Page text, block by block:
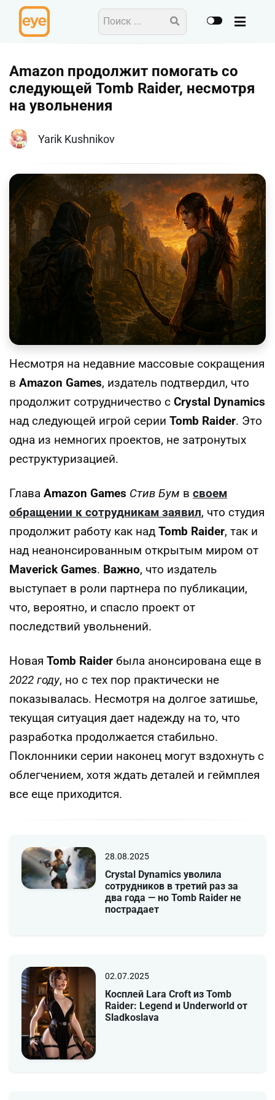
Amazon продолжит помогать со
следующей Tomb Raider, несмотря
на увольнения
Yarik Kushnikov
Несмотря на недавние массовые сокращения
в Amazon Games, издатель подтвердил, что
продолжит сотрудничество с Crystal Dynamics
над следующей игрой серии Tomb Raider. Это
одна из немногих проектов, не затронутых
реструктуризацией.
Глава Amazon Games Стив Бум в своем
обращении к сотрудникам заявил, что студия
продолжит работу как над Tomb Raider, так и
над неанонсированным открытым миром от
Maverick Games. Важно, что издатель
выступает в роли партнера по публикации,
что, вероятно, и спасло проект от
последствий увольнений.
Новая Tomb Raider была анонсирована еще в
2022 году, но с тех пор практически не
показывалась. Несмотря на долгое затишье,
текущая ситуация дает надежду на то, что
разработка продолжается стабильно.
Поклонники серии наконец могут вздохнуть с
облегчением, хотя ждать деталей и геймплея
все еще приходится.
28.08.2025
Crystal Dynamics уволила
сотрудников в третий раз за
два года — но Tomb Raider не
пострадает
02.07.2025
Косплей Lara Croft из Tomb
Raider: Legend и Underworld от
Sladkoslava